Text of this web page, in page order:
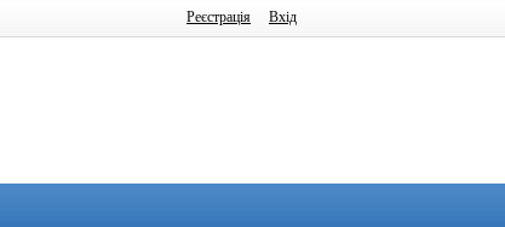
Реєстрація Вхід